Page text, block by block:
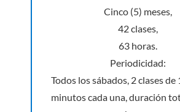
Cinco (5) meses,
42 clases,
63 horas.
Periodicidad:
Todos los sábados, 2 clases de
minutos cada una, duración